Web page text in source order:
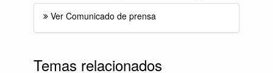
Ver Comunicado de prensa
Temas relacionados